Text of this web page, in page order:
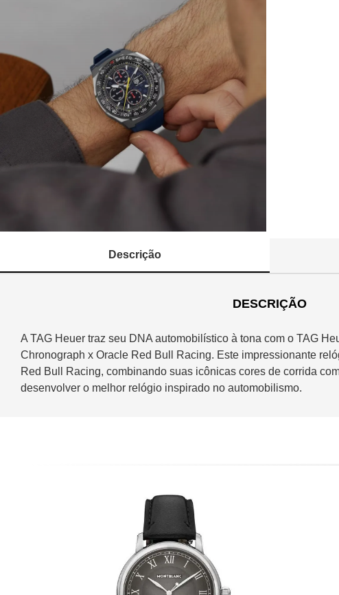
Descrição
DESCRIÇÃO
A TAG Heuer traz seu DNA automobilístico à tona com o TAG
Chronograph x Oracle Red Bull Racing. Este impressionante
Red Bull Racing, combinando suas icônicas cores de corrida
desenvolver o melhor relógio inspirado no automobilismo.